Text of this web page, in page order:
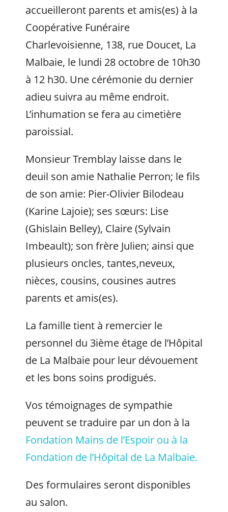
accueilleront parents et amis(es) à la
Coopérative Funéraire
Charlevoisienne, 138, rue Doucet, La
Malbaie, le lundi 28 octobre de 10h30
à 12 h30. Une cérémonie du dernier
adieu suivra au même endroit.
L’inhumation se fera au cimetière
paroissial.
Monsieur Tremblay laisse dans le
deuil son amie Nathalie Perron; le fils
de son amie: Pier-Olivier Bilodeau
(Karine Lajoie); ses sœurs: Lise
(Ghislain Belley), Claire (Sylvain
Imbeault); son frère Julien; ainsi que
plusieurs oncles, tantes,neveux,
nièces, cousins, cousines autres
parents et amis(es).
La famille tient à remercier le
personnel du 3ième étage de l’Hôpital
de La Malbaie pour leur dévouement
et les bons soins prodigués.
Vos témoignages de sympathie
peuvent se traduire par un don à la
Fondation Mains de l’Espoir ou à la
Fondation de l’Hôpital de La Malbaie.
Des formulaires seront disponibles
au salon.